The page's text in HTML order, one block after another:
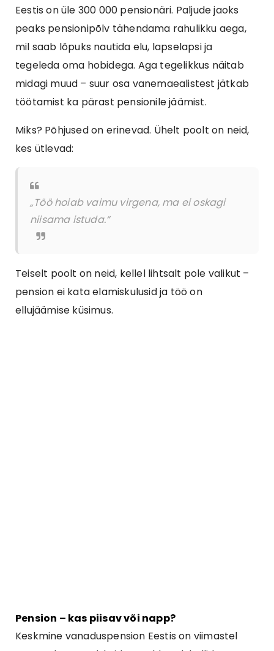
Eestis on üle 300 000 pensionäri. Paljude jaoks
peaks pensionipõlv tähendama rahulikku aega,
mil saab lõpuks nautida elu, lapselapsi ja
tegeleda oma hobidega. Aga tegelikkus näitab
midagi muud – suur osa vanemaealistest jätkab
töötamist ka pärast pensionile jäämist.
Miks? Põhjused on erinevad. Ühelt poolt on neid,
kes ütlevad:
„Töö hoiab vaimu virgena, ma ei oskagi
niisama istuda.“
Teiselt poolt on neid, kellel lihtsalt pole valikut –
pension ei kata elamiskulusid ja töö on
ellujäämise küsimus.
Pension – kas piisav või napp?
Keskmine vanaduspension Eestis on viimastel